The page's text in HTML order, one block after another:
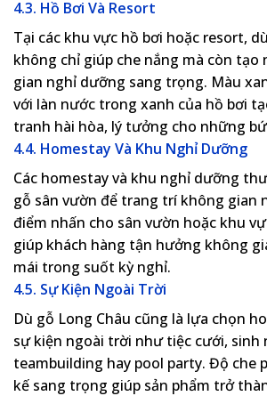
4.3. Hồ Bơi Và Resort
Tại các khu vực hồ bơi hoặc resort,
không chỉ giúp che nắng mà còn tạo
gian nghỉ dưỡng sang trọng. Màu
với làn nước trong xanh của hồ bơi
tranh hài hòa, lý tưởng cho những
4.4. Homestay Và Khu Nghỉ Dưỡng
Các homestay và khu nghỉ dưỡng
gỗ sân vườn để trang trí không gian
điểm nhấn cho sân vườn hoặc khu
giúp khách hàng tận hưởng không
mái trong suốt kỳ nghỉ.
4.5. Sự Kiện Ngoài Trời
Dù gỗ Long Châu cũng là lựa chọn
sự kiện ngoài trời như tiệc cưới, sinh
teambuilding hay pool party. Độ che
kế sang trọng giúp sản phẩm trở